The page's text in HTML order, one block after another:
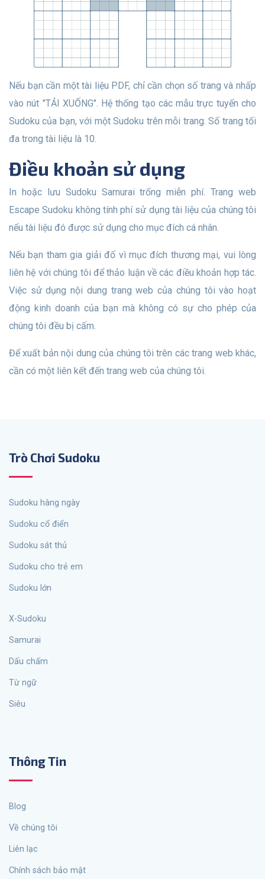
Nếu bạn cần một tài liệu PDF, chỉ cần chọn số trang và nhấp
vào nút "TẢI XUỐNG". Hệ thống tạo các mẫu trực tuyến cho
Sudoku của bạn, với một Sudoku trên mỗi trang. Số trang tối
đa trong tài liệu là 10.
Điều khoản sử dụng
In hoặc lưu Sudoku Samurai trống miễn phí. Trang web
Escape Sudoku không tính phí sử dụng tài liệu của chúng tôi
nếu tài liệu đó được sử dụng cho mục đích cá nhân.
Nếu bạn tham gia giải đố vì mục đích thương mại, vui lòng
liên hệ với chúng tôi để thảo luận về các điều khoản hợp tác.
Việc sử dụng nội dung trang web của chúng tôi vào hoạt
động kinh doanh của bạn mà không có sự cho phép của
chúng tôi đều bị cấm.
Để xuất bản nội dung của chúng tôi trên các trang web khác,
cần có một liên kết đến trang web của chúng tôi.
Trò Chơi Sudoku
sudoku hàng ngày
Sudoku cổ điển
Sudoku sát thủ
Sudoku cho trẻ em
Sudoku lớn
X-Sudoku
Samurai
Dấu chấm
từ ngữ
siêu
Thông Tin
Blog
Về chúng tôi
Liên lạc
Chính sách bảo mật